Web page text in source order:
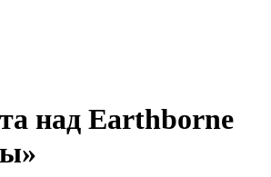
над Earthborne